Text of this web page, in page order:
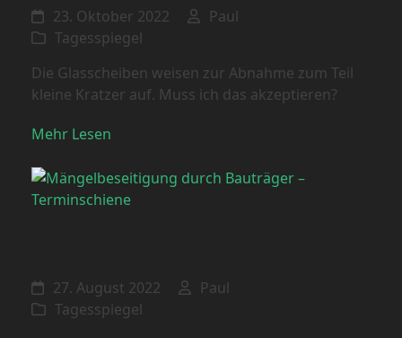
23. Oktober 2022
Paul
Tagesspiegel
Die Glasscheiben weisen zur Abnahme zum Teil
kleine Kratzer auf. Muss ich das akzeptieren?
Mehr Lesen
27. August 2022
Paul
Tagesspiegel